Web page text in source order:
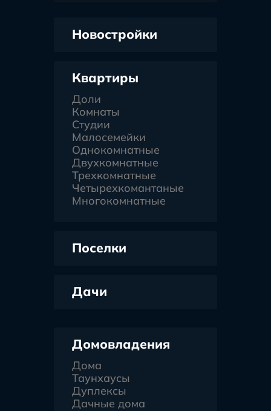
Новостройки
Квартиры
Доли
Комнаты
Студии
Малосемейки
Однокомнатные
Двухкомнатные
Трехкомнатные
Четырехкомантаные
Многокомнатные
Поселки
Дачи
Домовладения
Дома
Таунхаусы
Дуплексы
Дачные дома